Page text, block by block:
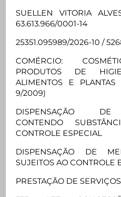
SUELLEN VITORIA
63.613.966/0001-14
25351.095989/2026-10 /
COMÉRCIO:
PRODUTOS DE
ALIMENTOS E
9/2009)
DISPENSAÇÃO DE
CONTENDO
CONTROLE ESPECIAL
DISPENSAÇÃO DE
SUJEITOS AO CONTROLE
PRESTAÇÃO DE